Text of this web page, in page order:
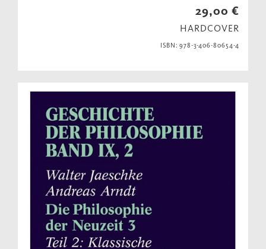
29,00 €
HARDCOVER
ISBN: 978-3-406-80654-4